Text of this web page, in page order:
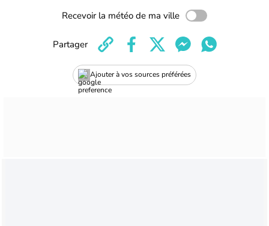
Recevoir la météo de ma ville
Ajouter à vos sources préférées
Partager